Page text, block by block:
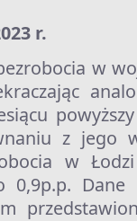
r.
w
z jego
w
0,9p.p. Dane